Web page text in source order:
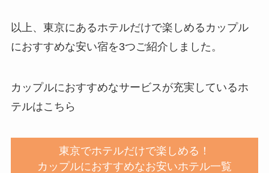
以上、東京にあるホテルだけで楽しめるカップル
におすすめな安い宿を3つご紹介しました。
カップルにおすすめなサービスが充実しているホ
テルはこちら
東京でホテルだけで楽しめる！
カップルにおすすめなお安いホテル一覧